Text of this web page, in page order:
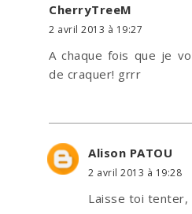
CherryTreeM
2 avril 2013 à 19:27
A chaque fois que je
de craquer! grrr
Alison PATOU
2 avril 2013 à 19:28
Laisse toi tenter,